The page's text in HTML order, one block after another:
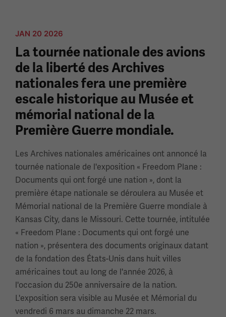
JAN 20 2026
La tournée nationale des avions
de la liberté des Archives
nationales fera une première
escale historique au Musée et
mémorial national de la
Première Guerre mondiale.
Les Archives nationales américaines ont annoncé la
tournée nationale de l'exposition « Freedom Plane :
Documents qui ont forgé une nation », dont la
première étape nationale se déroulera au Musée et
Mémorial national de la Première Guerre mondiale à
Kansas City, dans le Missouri. Cette tournée, intitulée
« Freedom Plane : Documents qui ont forgé une
nation », présentera des documents originaux datant
de la fondation des États-Unis dans huit villes
américaines tout au long de l'année 2026, à
l'occasion du 250e anniversaire de la nation.
L'exposition sera visible au Musée et Mémorial du
vendredi 6 mars au dimanche 22 mars.